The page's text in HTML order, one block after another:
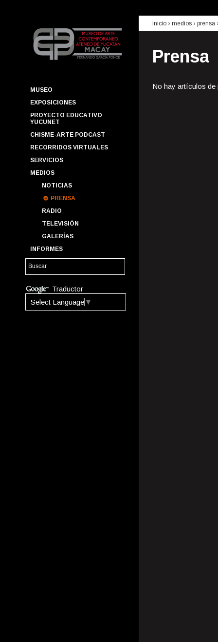
MUSEO
EXPOSICIONES
PROYECTO EDUCATIVO
YUCUNET
CHISME-ARTE PODCAST
RECORRIDOS VIRTUALES
SERVICIOS
MEDIOS
NOTICIAS
PRENSA
RADIO
TELEVISIÓN
GALERÍAS
INFORMES
Traductor
Select Language ▼
inicio › medios › prensa
Prensa
No hay artículos de